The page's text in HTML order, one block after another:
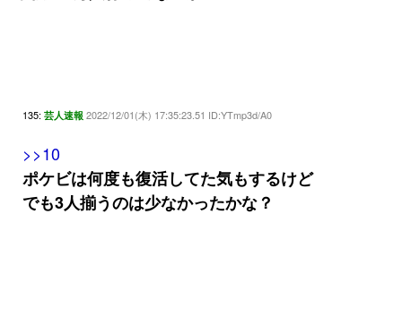
135: 芸人速報 2022/12/01(木) 17:35:23.51 ID:YTmp3d/A0
>>10
ポケビは何度も復活してた気もするけど
でも3人揃うのは少なかったかな？